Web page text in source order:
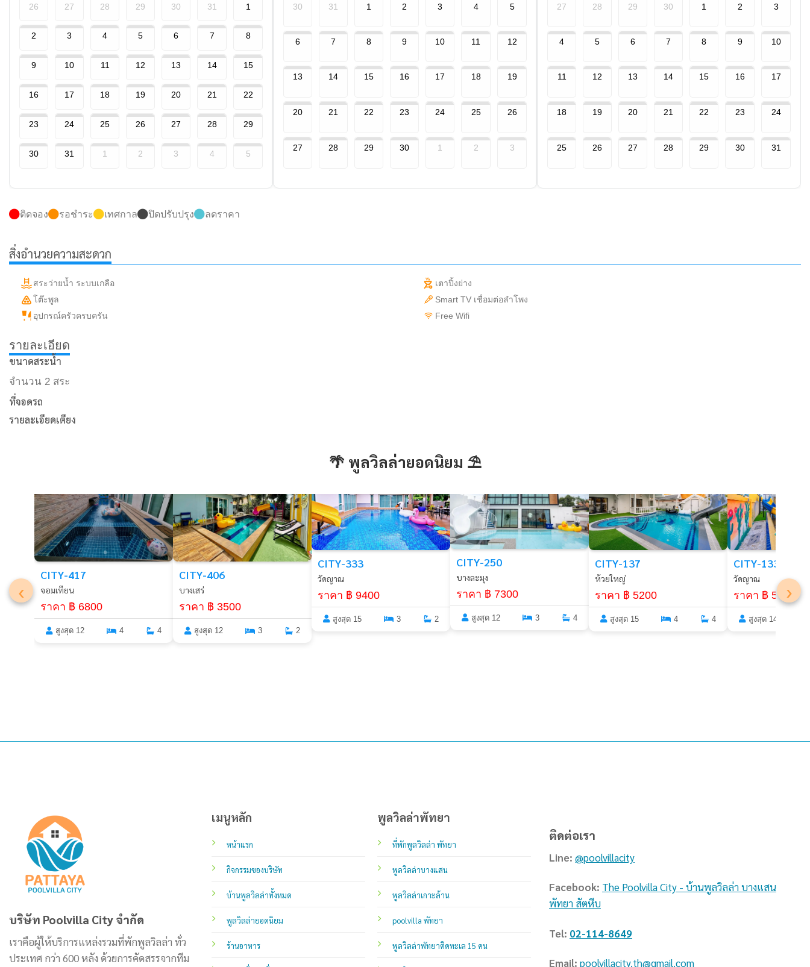
26 27 28 29 30 31 1
2 3 4 5 6 7 8
9 10 11 12 13 14 15
16 17 18 19 20 21 22
23 24 25 26 27 28 29
30 31 1 2 3 4 5
30 31 1 2 3 4 5
6 7 8 9 10 11 12
13 14 15 16 17 18 19
20 21 22 23 24 25 26
27 28 29 30 1 2 3
27 28 29 30 1 2 3
4 5 6 7 8 9 10
11 12 13 14 15 16 17
18 19 20 21 22 23 24
25 26 27 28 29 30 31
ติดจอง รอชำระ เทศกาล ปิดปรับปรุง ลดราคา
สิ่งอำนวยความสะดวก
สระว่ายน้ำ ระบบเกลือ
โต๊ะพูล
อุปกรณ์ครัวครบครัน
เตาปิ้งย่าง
Smart TV เชื่อมต่อลำโพง
Free Wifi
รายละเอียด
ขนาดสระน้ำ
จำนวน 2 สระ
ที่จอดรถ
รายละเอียดเตียง
🌴 พูลวิลล่ายอดนิยม ⛱️
‹ ›
CITY-417
จอมเทียน
ราคา ฿ 6800
สูงสุด 12 4 4
CITY-406
บางเสร่
ราคา ฿ 3500
สูงสุด 12 3 2
CITY-333
วัดญาณ
ราคา ฿ 9400
สูงสุด 15 3 2
CITY-250
บางละมุง
ราคา ฿ 7300
สูงสุด 12 3 4
CITY-137
ห้วยใหญ่
ราคา ฿ 5200
สูงสุด 15 4 4
CITY-133
วัดญาณ
ราคา ฿ 5200
สูงสุด 14
บริษัท Poolvilla City จำกัด
เราคือผู้ให้บริการแหล่งรวมที่พักพูลวิลล่า ทั่ว
ประเทศ กว่า 600 หลัง ด้วยการคัดสรรจากทีม
เมนูหลัก
หน้าแรก
กิจกรรมของบริษัท
บ้านพูลวิลล่าทั้งหมด
พูลวิลล่ายอดนิยม
ร้านอาหาร
พูลวิลล่าพัทยา
ที่พักพูลวิลล่า พัทยา
พูลวิลล่าบางแสน
พูลวิลล่าเกาะล้าน
poolvilla พัทยา
พูลวิลล่าพัทยาติดทะเล 15 คน
ติดต่อเรา
Line: @poolvillacity
Facebook: The Poolvilla City - บ้านพูลวิลล่า บางแสน
พัทยา สัตหีบ
Tel: 02-114-8649
Email: poolvillacity.th@gmail.com